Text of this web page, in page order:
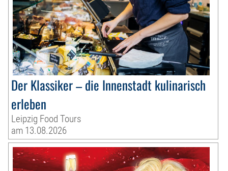
Der Klassiker – die Innenstadt kulinarisch
erleben
Leipzig Food Tours
am 13.08.2026